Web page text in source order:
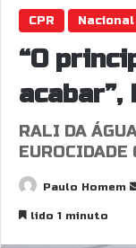
CPR Nacional
“O
acabar”,
RALI DA
Paulo Homem
lido 1 minuto